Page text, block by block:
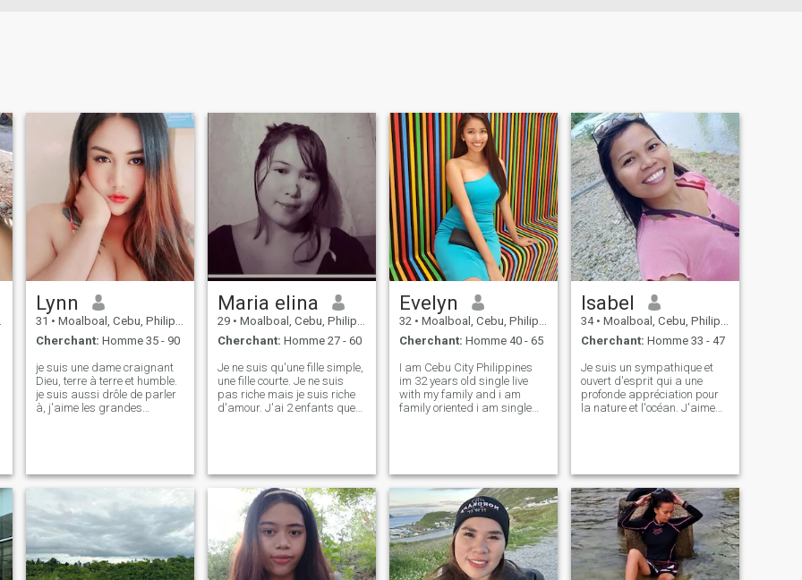
Lynn
31 • Moalboal, Cebu, Philippines
Cherchant: Homme 35 - 90
je suis une dame craignant
Dieu, terre à terre et humble.
je suis aussi drôle de parler
à, j'aime les grandes
musique et du karaoké.
regardez des films et des
émissions de télévision.
j'aime la vie heureuse et
simple.
Maria elina
29 • Moalboal, Cebu, Philippines
Cherchant: Homme 27 - 60
Je ne suis qu'une fille simple,
une fille courte. Je ne suis
pas riche mais je suis riche
d'amour. J'ai 2 enfants que
recherche de sérieux et
fidèles et prêts à m'accepter
moi et mes enfants. J’espère
trouver quelqu’un ici😊.
Evelyn
32 • Moalboal, Cebu, Philippines
Cherchant: Homme 40 - 65
I am Cebu City Philippines
im 32 years old single live
with my family and i am
family oriented i am single
married and i am studying
steewardess arlines
Isabel
34 • Moalboal, Cebu, Philippines
Cherchant: Homme 33 - 47
Je suis un sympathique et
ouvert d'esprit qui a une
profonde appréciation pour
la nature et l'océan. J'aime